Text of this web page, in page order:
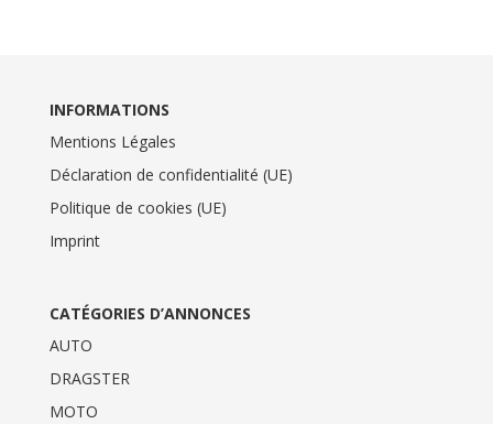
INFORMATIONS
Mentions Légales
Déclaration de confidentialité (UE)
Politique de cookies (UE)
Imprint
CATÉGORIES D’ANNONCES
AUTO
DRAGSTER
MOTO